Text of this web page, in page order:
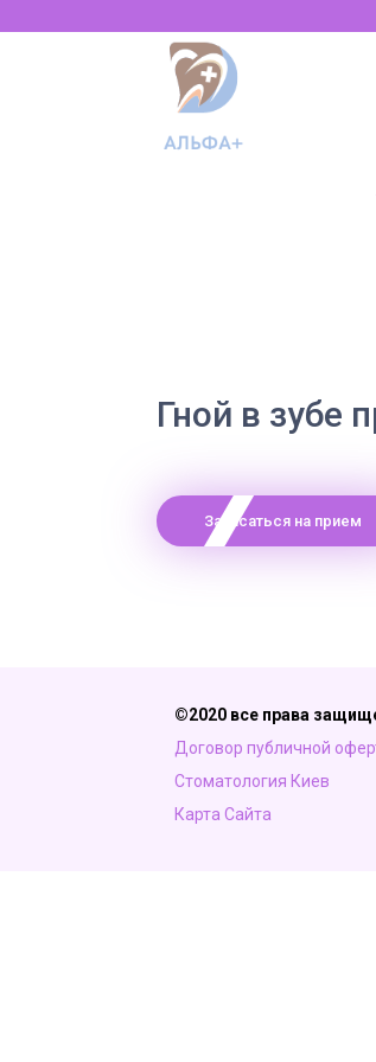
Гной в зубе
Записаться на прием
©2020 все права
Договор публичной
Стоматология Киев
Карта Сайта